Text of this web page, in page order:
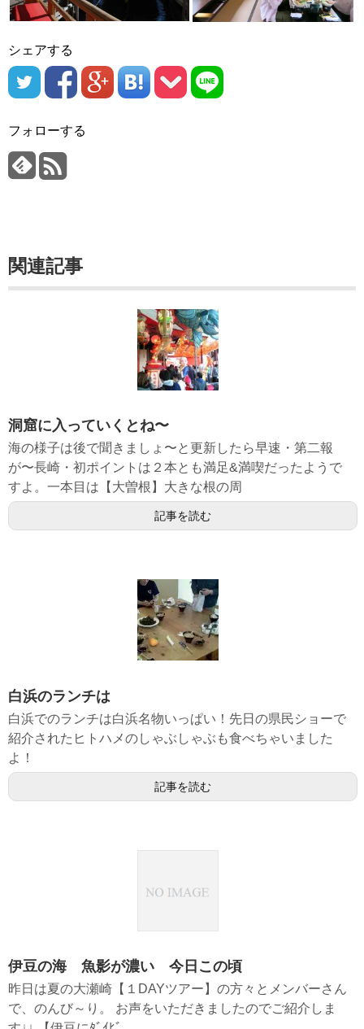
シェアする
フォローする
関連記事
洞窟に入っていくとね〜
海の様子は後で聞きましょ〜と更新したら早速・第二報
が〜長崎・初ポイントは２本とも満足&満喫だったようで
すよ。一本目は【大曽根】大きな根の周
記事を読む
白浜のランチは
白浜でのランチは白浜名物いっぱい！先日の県民ショーで
紹介されたヒトハメのしゃぶしゃぶも食べちゃいました
よ！
記事を読む
伊豆の海 魚影が濃い 今日この頃
昨日は夏の大瀬崎【１DAYツアー】の方々とメンバーさん
で、のんび～り。 お声をいただきましたのでご紹介しま